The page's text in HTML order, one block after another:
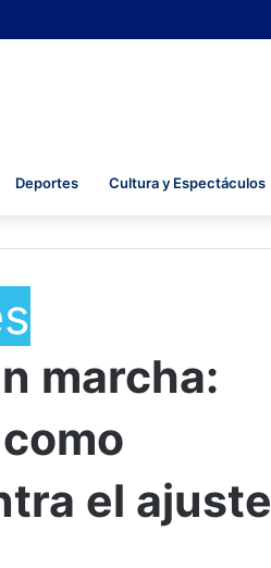
Deportes Cultura y Espectáculos
marcha:
el ajuste